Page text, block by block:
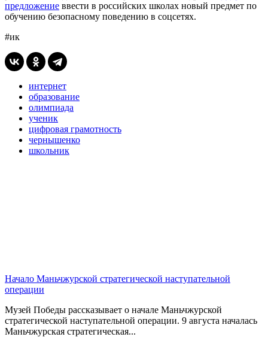
предложение ввести в российских школах новый предмет по
обучению безопасному поведению в соцсетях.
#ик
интернет
образование
олимпиада
ученик
цифровая грамотность
чернышенко
школьник
Начало Маньчжурской стратегической наступательной
операции
Музей Победы рассказывает о начале Маньчжурской
стратегической наступательной операции. 9 августа началась
Маньчжурская стратегическая...